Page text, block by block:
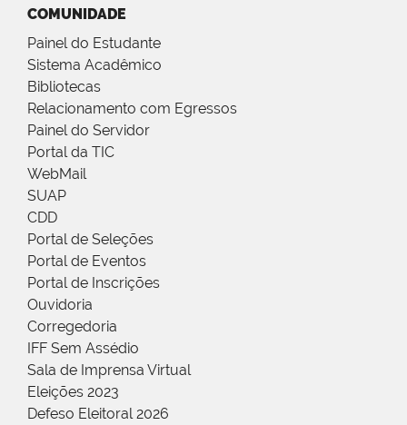
COMUNIDADE
Painel do Estudante
Sistema Acadêmico
Bibliotecas
Relacionamento com Egressos
Painel do Servidor
Portal da TIC
WebMail
SUAP
CDD
Portal de Seleções
Portal de Eventos
Portal de Inscrições
Ouvidoria
Corregedoria
IFF Sem Assédio
Sala de Imprensa Virtual
Eleições 2023
Defeso Eleitoral 2026